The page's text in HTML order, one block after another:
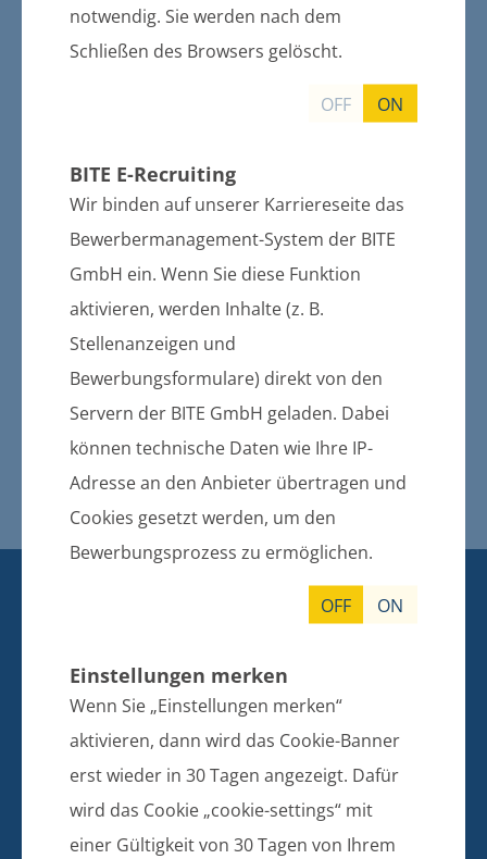
notwendig. Sie werden nach dem
Schließen des Browsers gelöscht.
OFF ON
BITE E-Recruiting
Wir binden auf unserer Karriereseite das
Bewerbermanagement-System der BITE
GmbH ein. Wenn Sie diese Funktion
aktivieren, werden Inhalte (z. B.
Stellenanzeigen und
Bewerbungsformulare) direkt von den
Servern der BITE GmbH geladen. Dabei
können technische Daten wie Ihre IP-
Adresse an den Anbieter übertragen und
Cookies gesetzt werden, um den
Bewerbungsprozess zu ermöglichen.
OFF ON
Einstellungen merken
Wenn Sie „Einstellungen merken“
aktivieren, dann wird das Cookie-Banner
erst wieder in 30 Tagen angezeigt. Dafür
wird das Cookie „cookie-settings“ mit
einer Gültigkeit von 30 Tagen von Ihrem
Straßenbaubeitragssatzung
Nutzungs- und Entgeltordnungen
Bibliotheksordnung
Gebietsänderungsverträge
12.06.2019
Gebietsänderungsvertrag Karlsburg
- Lühmannsdorf
Gebietsänderungsvertrag Karlsburg
- Klein Bünzow
Amt Züssow
Dorfstraße 6
Telefon: 038355 643 0
E-Mail: info@amt-zuessow.de